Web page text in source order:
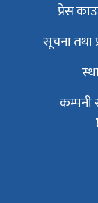
प्रेस
सूचना तथा
कम्पनी